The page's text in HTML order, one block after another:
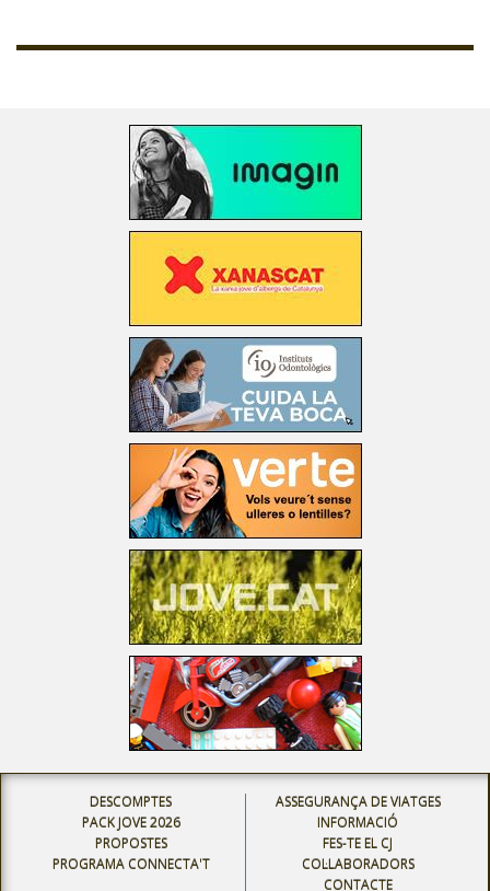
DESCOMPTES
PACK JOVE 2026
PROPOSTES
PROGRAMA CONNECTA'T
ASSEGURANÇA DE VIATGES
INFORMACIÓ
FES-TE EL CJ
COL·LABORADORS
CONTACTE